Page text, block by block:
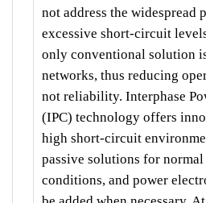
not address the widespread
excessive short-circuit
only conventional solution
networks, thus reducing
not reliability. Interphase
(IPC) technology offers
high short-circuit
passive solutions for
conditions, and power